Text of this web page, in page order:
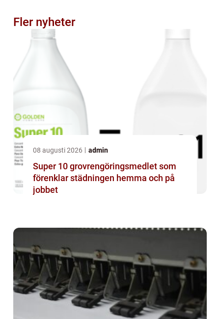
Fler nyheter
08 augusti 2026 admin
Super 10 grovrengöringsmedlet som
förenklar städningen hemma och på
jobbet